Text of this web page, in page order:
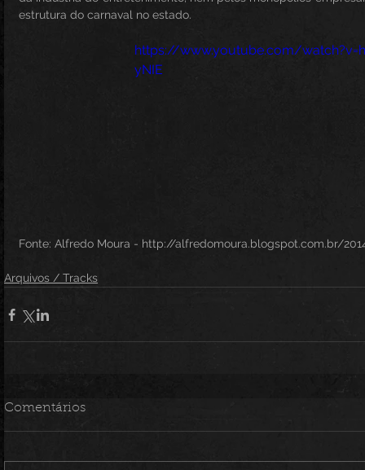
estrutura do carnaval no estado.
https://www.youtube.com/
yNIE
Fonte: Alfredo Moura - http://alfredomoura.blogspot.com.br/
Arquivos / Tracks
Comentários